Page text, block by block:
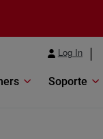
Log In
Soporte